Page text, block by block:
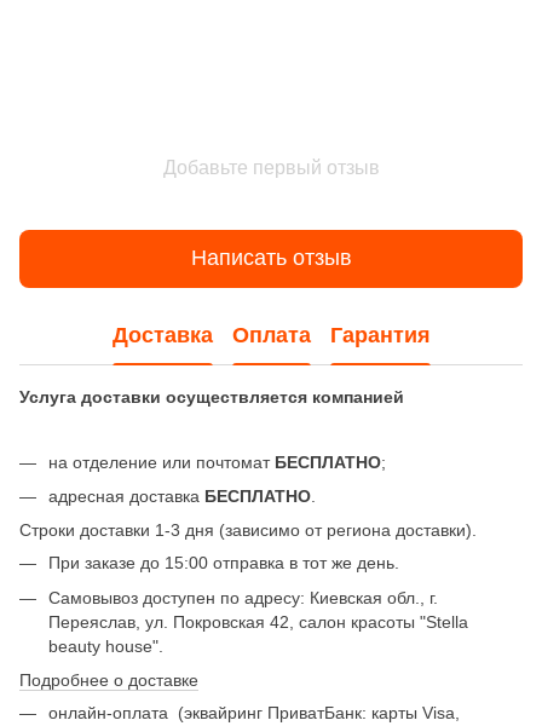
Добавьте первый отзыв
Написать отзыв
Доставка Оплата Гарантия
Услуга доставки осуществляется компанией
на отделение или почтомат БЕСПЛАТНО;
адресная доставка БЕСПЛАТНО
Строки доставки 1-3 дня (зависимо от региона доставки).
При заказе до 15:00 отправка в тот же день.
Самовывоз доступен по адресу: Киевская обл., г.
Переяслав, ул. Покровская 42, салон красоты "Stella
beauty house".
Подробнее о доставке
онлайн-оплата
(эквайринг ПриватБанк: карты Visa,